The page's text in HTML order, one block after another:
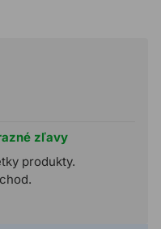
zľavy
produkty.